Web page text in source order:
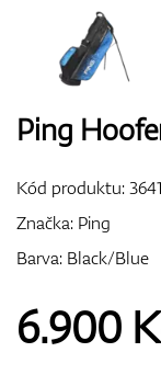
Ping
Kód produktu:
Značka: Ping
Barva: Black/Blue
6.900